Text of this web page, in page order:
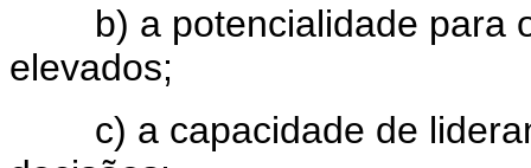
b) a potencialidade para o
elevados;
c) a capacidade de